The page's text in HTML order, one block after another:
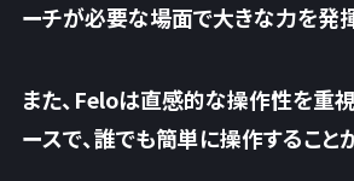
ーチが必要な場面で大きな力を発揮
また、Feloは直感的な操作性を重
ースで、誰でも簡単に操作すること